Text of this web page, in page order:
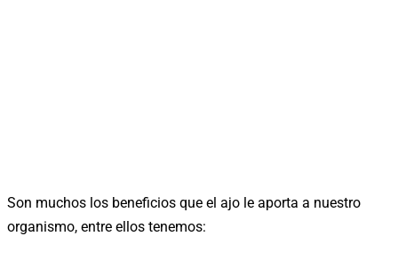
Son muchos los beneficios que el ajo le aporta a nuestro
organismo, entre ellos tenemos: